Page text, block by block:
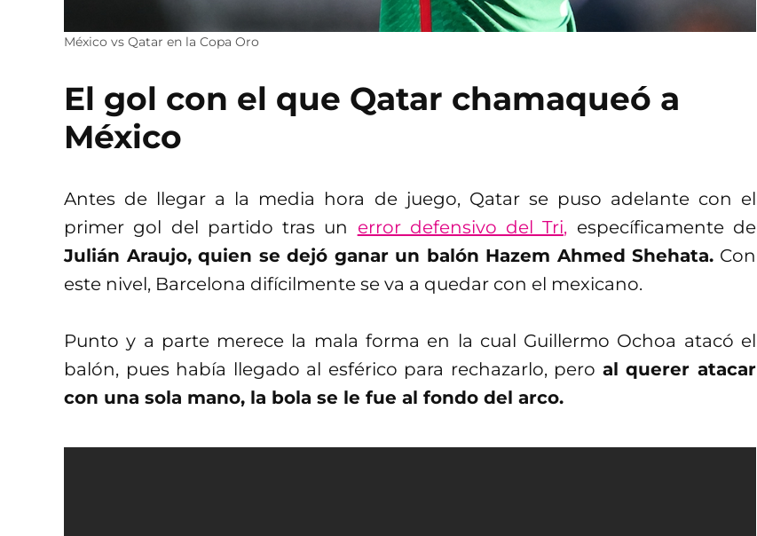
México vs Qatar en la Copa Oro
El gol con el que Qatar chamaqueó a
México
Antes de llegar a la media hora de juego, Qatar se puso adelante con el
primer gol del partido tras un error defensivo del Tri, específicamente de
Julián Araujo, quien se dejó ganar un balón Hazem Ahmed Shehata. Con
este nivel, Barcelona difícilmente se va a quedar con el mexicano.
Punto y a parte merece la mala forma en la cual Guillermo Ochoa atacó el
balón, pues había llegado al esférico para rechazarlo, pero al querer atacar
con una sola mano, la bola se le fue al fondo del arco.